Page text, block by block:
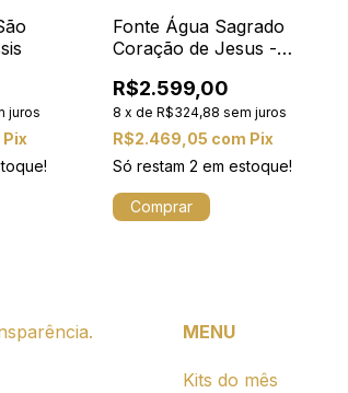
juros
Pix
Fonte Água Sagrado
Coração de Jesus -
R$2.599,00
8 x de R$324,88 sem juros
R$2.469,05 com Pix
Só restam 2 em estoque!
MENU
Kits do mês